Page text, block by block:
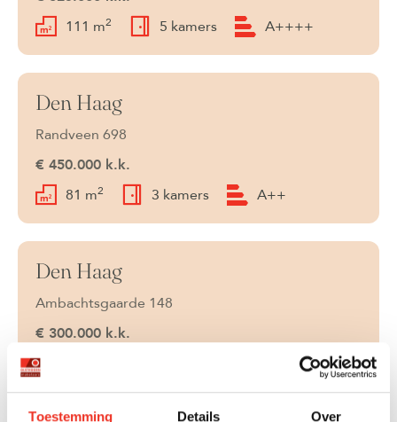
Toestemming Details Over
111 m2 5 kamers A++++
Verkocht
Den Haag
Randveen 698
€ 450.000 k.k.
81 m2 3 kamers A++
Verkocht
Den Haag
Ambachtsgaarde 148
€ 300.000 k.k.